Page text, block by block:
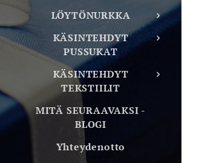
LÖYTÖNURKKA
KÄSINTEHDYT
PUSSUKAT
KÄSINTEHDYT
TEKSTIILIT
MITÄ SEURAAVAKSI -
BLOGI
Yhteydenotto